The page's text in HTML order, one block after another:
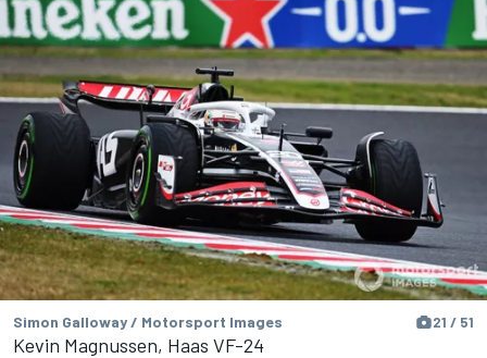
Simon Galloway / Motorsport Images 21 / 51
Kevin Magnussen, Haas VF-24